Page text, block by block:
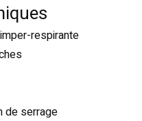
respirante
de serrage